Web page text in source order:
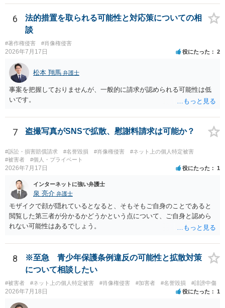
です。低解像度化や透かしだけでは十分とは限らず、事前同意を取得
する、第三者が識別できない程度に加工する、又は本人のアカウント
内だけで表示する方法を検討すべきです。 なりすまし購入・転売が行
われた場合、御社の責任が当然に生じるわけではありません。しか
し、自己申告だけで購入でき、自社が照合不一致を検出しても販売を
止めていない現行の運用では、予測可能な不正への対策を怠ったとし
て、撮影された本人に対する損害賠償責任が認められる可能性があり
ます。 検討中の対策は、いずれも過剰ではなく、必要な方向性です。
ただし、それだけで十分とはいえません。ゲスト購入の廃止は購入者
の追跡には役立ちますが、その人が被写体本人であることまでは確認
できません。照合不一致時の販売保留・手動レビューは特に重要で
す。セッションの遡及作成は、検知するだけでなく、原則として販売
保留又は追加確認の対象とすべきです。フォレンジック透かしは転売
者の特定や抑止には有効ですが、不正購入や同意前の公開自体を防ぐ
方法、無認証プレビューの廃止、申出時の即時非公開化、未購入映像
の保存期間などを整備する必要があります。実際の画面、照合ロジッ
のリーガルチェックを受けるのがよいでしょう。
6
法的措置を取られる可能性と対応策についての相
談
#著作権侵害 #肖像権侵害
2026年7月17日 役にたった 2
松本 翔馬 弁護士
事案を把握しておりませんが、一般的に請求が認められる可能性は低
いです。
7 盗撮写真がSNSで拡散、慰謝料請求は可能か？
#訴訟・損害賠償請求 #名誉毀損 #肖像権侵害
#ネット上の個人特定被害
#被害者
#個人・プライベート
2026年7月17日 役にたった 1
インターネットに強い弁護士
泉 亮介 弁護士
モザイクで顔が隠れているとなると、そもそもご自身のことであると
閲覧した第三者が分かるかどうかという点について、ご自身と認めら
れない可能性はあるでしょう。
8
※至急 青少年保護条例違反の可能性と拡散対策
について相談したい
#被害者 #ネット上の個人特定被害 #肖像権侵害 #加害者 #名誉毀損 #誹謗中傷
2026年7月18日 役にたった 1